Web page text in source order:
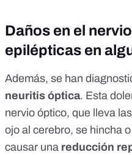
Daños en el
epilépticas en
Además, se han
neuritis óptica. Esta
nervio óptico, que lleva
ojo al cerebro, se hincha
causar una reducción